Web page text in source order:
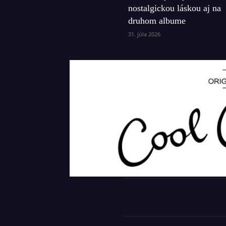
nostalgickou láskou aj na
druhom albume
31. júla 2026